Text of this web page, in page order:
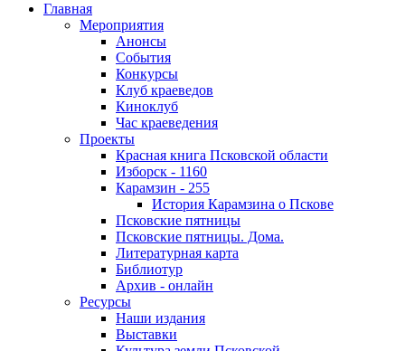
Главная
Мероприятия
Анонсы
События
Конкурсы
Клуб краеведов
Киноклуб
Час краеведения
Проекты
Красная книга Псковской области
Изборск - 1160
Карамзин - 255
История Карамзина о Пскове
Псковские пятницы
Псковские пятницы. Дома.
Литературная карта
Библиотур
Архив - онлайн
Ресурсы
Наши издания
Выставки